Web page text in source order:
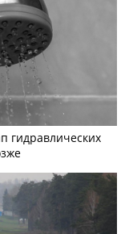
гидравлических